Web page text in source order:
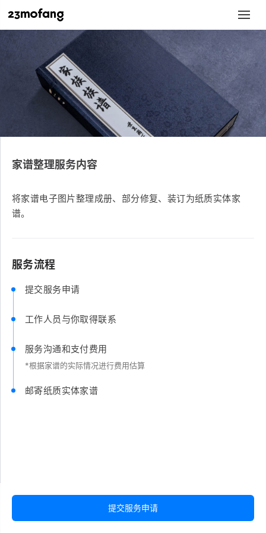
家谱整理服务内容
将家谱电子图片整理成册、部分修复、装订为纸质实体家
谱。
服务流程
提交服务申请
工作人员与你取得联系
服务沟通和支付费用
*根据家谱的实际情况进行费用估算
邮寄纸质实体家谱
提交服务申请